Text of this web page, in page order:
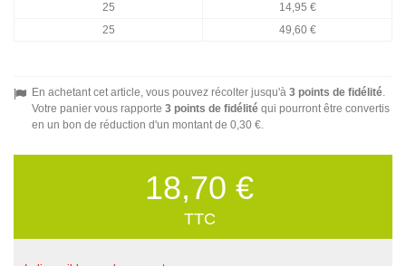
25
14,95 €
25
49,60 €
En achetant cet article, vous pouvez récolter jusqu'à 3 points de fidélité.
Votre panier vous rapporte 3 points de fidélité qui pourront être convertis
en un bon de réduction d'un montant de 0,30 €.
18,70 €
TTC